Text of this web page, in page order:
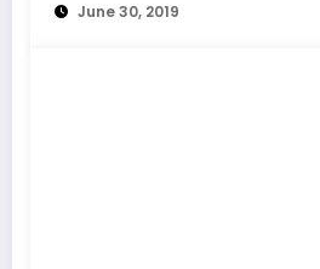
June 30, 2019